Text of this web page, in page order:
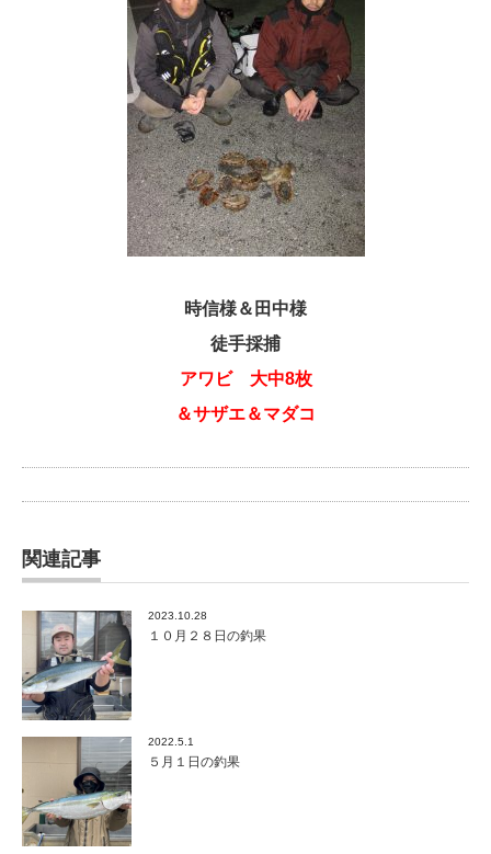
時信様＆田中様
徒手採捕
アワビ 大中8枚
＆サザエ＆マダコ
関連記事
2023.10.28
１０月２８日の釣果
2022.5.1
５月１日の釣果